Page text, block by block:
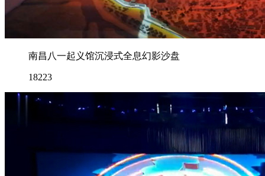
南昌八一起义馆沉浸式全息幻影沙盘
18223